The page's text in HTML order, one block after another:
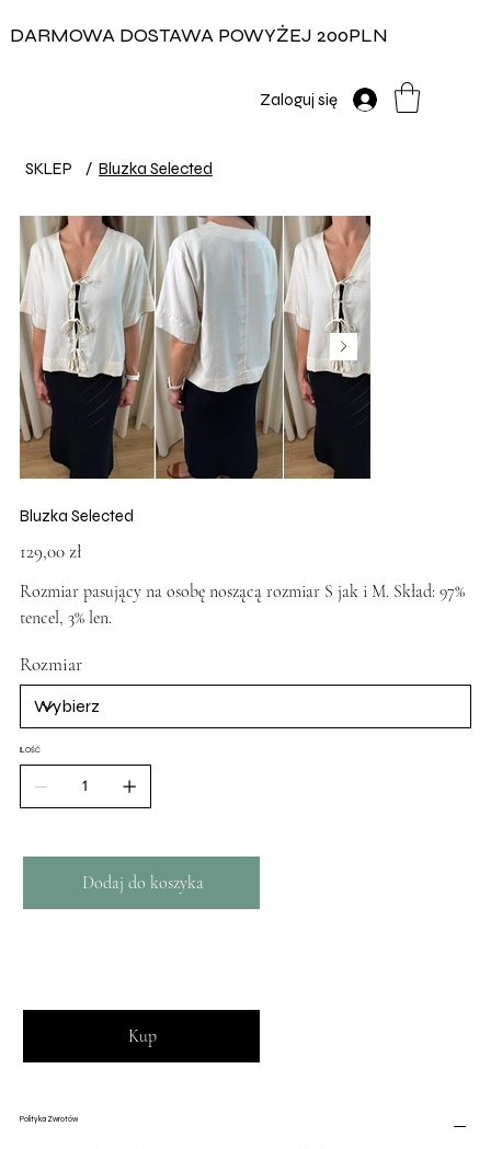
DARMOWA DOSTAWA POWYŻEJ 200PLN
Zaloguj się
SKLEP / Bluzka Selected
Bluzka Selected
129,00 zł
Rozmiar pasujący na osobę noszącą rozmiar S jak i M. Skład: 97%
tencel, 3% len.
Rozmiar
ILOŚĆ
Dodaj do koszyka
Kup
Polityka Zwrotów